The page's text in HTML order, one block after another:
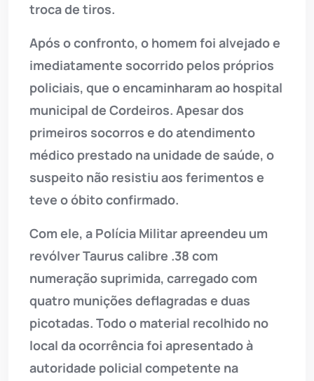
troca de tiros.
Após o confronto, o homem foi alvejado e
imediatamente socorrido pelos próprios
policiais, que o encaminharam ao hospital
municipal de Cordeiros. Apesar dos
primeiros socorros e do atendimento
médico prestado na unidade de saúde, o
suspeito não resistiu aos ferimentos e
teve o óbito confirmado.
Com ele, a Polícia Militar apreendeu um
revólver Taurus calibre .38 com
numeração suprimida, carregado com
quatro munições deflagradas e duas
picotadas. Todo o material recolhido no
local da ocorrência foi apresentado à
autoridade policial competente na